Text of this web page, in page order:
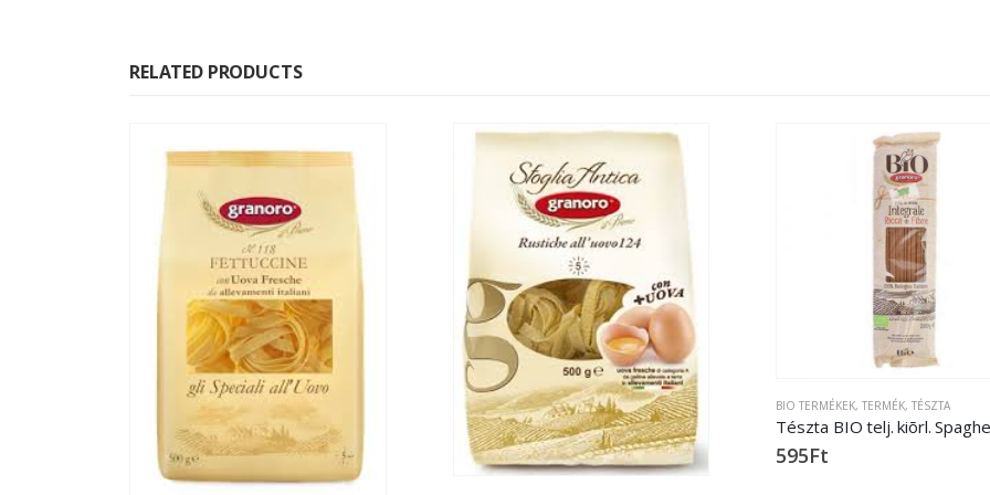
RELATED PRODUCTS
BIO TERMÉKEK, TERMÉK, TÉSZTA
595Ft